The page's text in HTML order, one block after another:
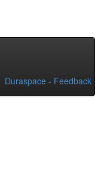
Duraspace - Feedback